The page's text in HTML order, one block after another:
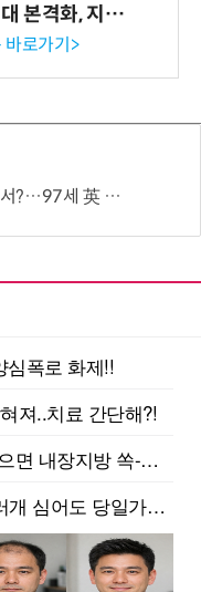
본격화, 지식
IP데이터분석
로가기>
행기 날개에 매달렸다